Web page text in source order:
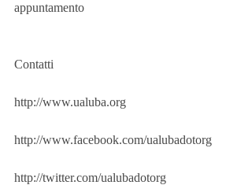
appuntamento
Contatti
http://www.ualuba.org
http://www.facebook.com/ualubadotorg
http://twitter.com/ualubadotorg